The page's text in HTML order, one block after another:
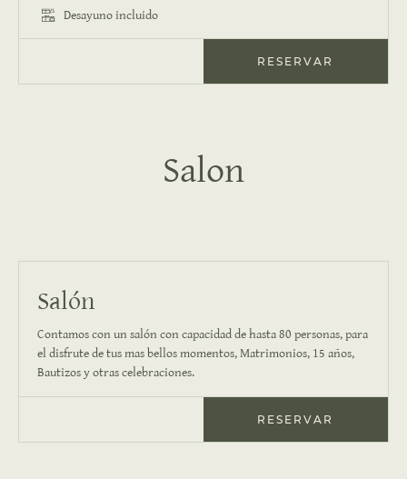
Desayuno incluido
RESERVAR
Salon
Salón
Contamos con un salón con capacidad de hasta 80 personas, para
el disfrute de tus mas bellos momentos, Matrimonios, 15 años,
Bautizos y otras celebraciones.
RESERVAR